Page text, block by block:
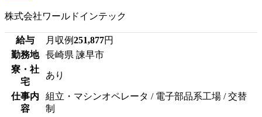
株式会社ワールドインテック
給与 月収例251,877円
勤務地
長崎県 諫早市
寮・社
宅
あり
仕事内
容
組立・マシンオペレータ / 電子部品系工場 / 交替
制